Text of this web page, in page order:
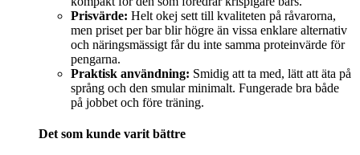
Prisvärde: Helt okej sett till kvaliteten på råvarorna,
men priset per bar blir högre än vissa enklare alternativ
och näringsmässigt får du inte samma proteinvärde för
pengarna.
Praktisk användning: Smidig att ta med, lätt att äta på
språng och den smular minimalt. Fungerade bra både
på jobbet och före träning.
Det som kunde varit bättre